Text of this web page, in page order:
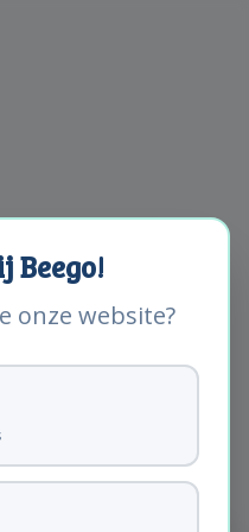
Beego!
onze website?